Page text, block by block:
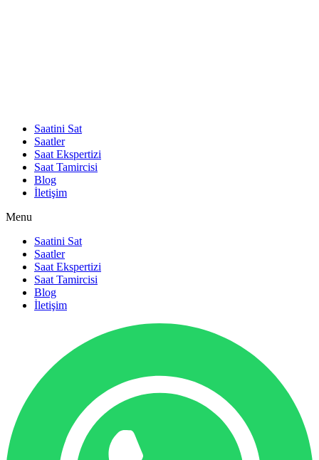
Saatini Sat
Saatler
Saat Ekspertizi
Saat Tamircisi
Blog
İletişim
Menu
Saatini Sat
Saatler
Saat Ekspertizi
Saat Tamircisi
Blog
İletişim